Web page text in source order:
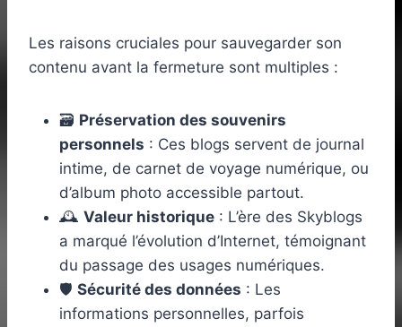
Les raisons cruciales pour sauvegarder son
contenu avant la fermeture sont multiples :
🗃️ Préservation des souvenirs
personnels : Ces blogs servent de journal
intime, de carnet de voyage numérique, ou
d’album photo accessible partout.
🕰️ Valeur historique : L’ère des Skyblogs
a marqué l’évolution d’Internet, témoignant
du passage des usages numériques.
🛡️ Sécurité des données : Les
informations personnelles, parfois